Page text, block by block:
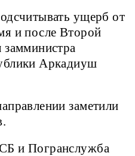
ущерб от
и после Второй
Аркадиуш
заметили
и Погранслужба